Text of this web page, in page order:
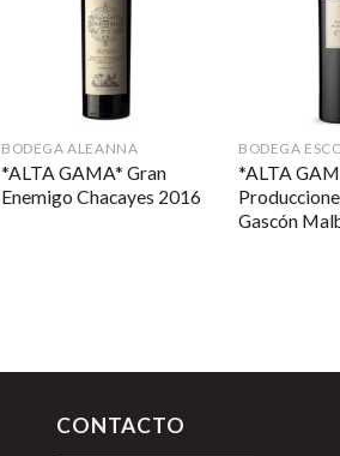
BODEGA ALEANNA
*ALTA GAMA* Gran
Enemigo Chacayes 2016
*ALTA
Gascón
CONTACTO